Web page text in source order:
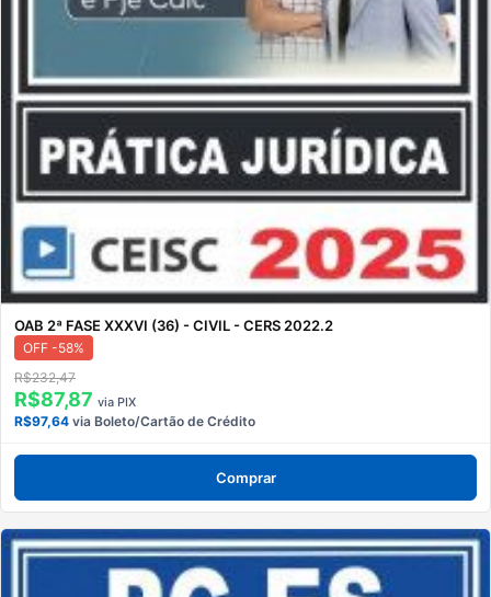
OAB 2ª FASE XXXVI (36) - CIVIL - CERS 2022.2
OFF -58%
R$232,47
R$87,87 via PIX
R$97,64 via Boleto/Cartão de Crédito
Comprar